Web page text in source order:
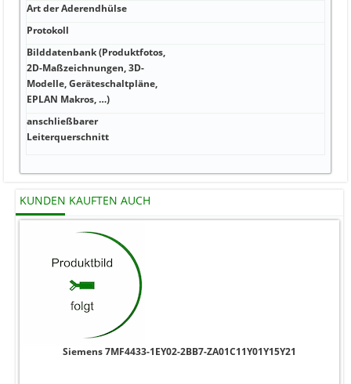
Art der Aderendhülse
Protokoll
Bilddatenbank (Produktfotos,
2D-Maßzeichnungen, 3D-
Modelle, Geräteschaltpläne,
EPLAN Makros, …)
anschließbarer
Leiterquerschnitt
KUNDEN KAUFTEN AUCH
Siemens 7MF4433-1EY02-2BB7-ZA01C11Y01Y15Y21